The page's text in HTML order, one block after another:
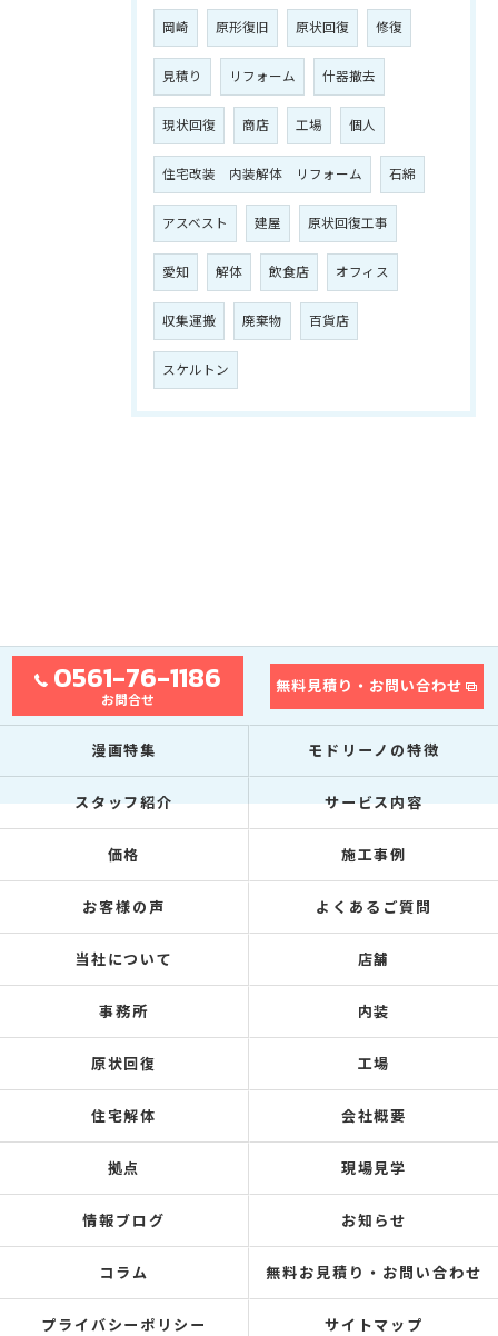
岡崎 原形復旧 原状回復 修復
見積り リフォーム 什器撤去
現状回復 商店 工場 個人
住宅改装 内装解体 リフォーム 石綿
アスベスト 建屋 原状回復工事
愛知 解体 飲食店 オフィス
収集運搬 廃棄物 百貨店
スケルトン
0561-76-1186
お問合せ
無料見積り・お問い合わせ
漫画特集 モドリーノの特徴
スタッフ紹介 サービス内容
価格 施工事例
お客様の声 よくあるご質問
当社について 店舗
事務所 内装
原状回復 工場
住宅解体 会社概要
拠点 現場見学
情報ブログ お知らせ
コラム 無料お見積り・お問い合わせ
プライバシーポリシー サイトマップ